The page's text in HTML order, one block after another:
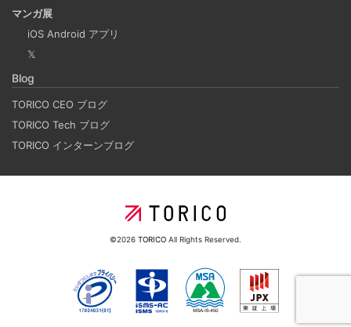
はPython（Django）＋React（TypeScript）で挫折した
が、今回は得意なPHP（Laravel）をバックエンドにするこ
とで、Reactの学習に集中できる環境を整える。 また、低
コストで構築し、トラブル時の原因特定を容易にすること
を目的としています。
ホーリンラブブックスのリニューアルした時の話
ラブブックスがあります。
2024年のTORICOの社内勉強会の内容
2025-02-17
TORICOでは、毎月1回のペースで開発者による技術勉強会
マンガ展
iOS Android アプリ
𝕏
Blog
TORICO CEO ブログ
TORICO Tech ブログ
TORICO インターンブログ
©2026 TORICO All Rights Reserved.